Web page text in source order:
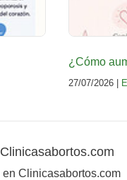
¿Cómo
27/07/2026 |
Clinicasabortos.com